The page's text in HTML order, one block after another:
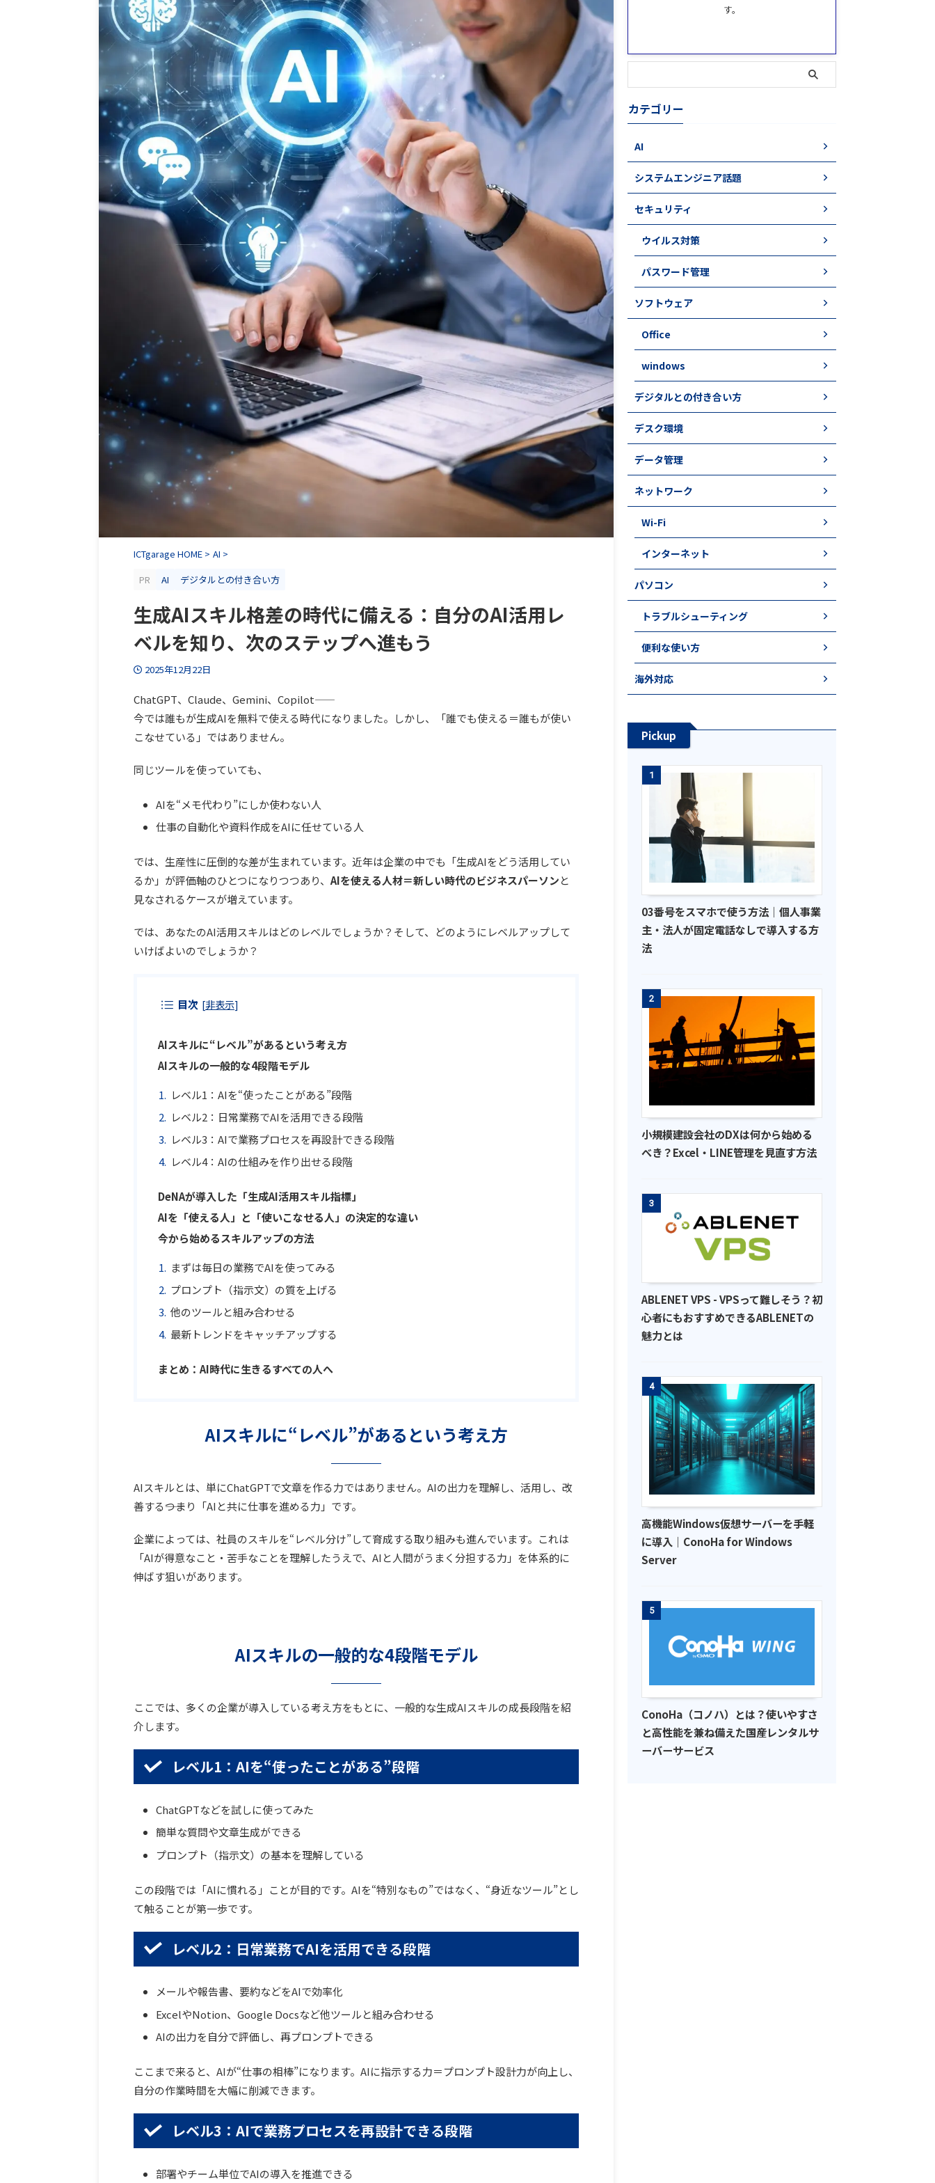
ICTgarage HOME > AI >
PR
AI デジタルとの付き合い方
生成AIスキル格差の時代に備える：自分のAI活用レ
ベルを知り、次のステップへ進もう
2025年12月22日
ChatGPT、Claude、Gemini、Copilot――
今では誰もが生成AIを無料で使える時代になりました。しかし、「誰でも使える＝誰もが使い
こなせている」ではありません。
同じツールを使っていても、
AIを“メモ代わり”にしか使わない人
仕事の自動化や資料作成をAIに任せている人
では、生産性に圧倒的な差が生まれています。近年は企業の中でも「生成AIをどう活用してい
るか」が評価軸のひとつになりつつあり、 AIを使える人材＝新しい時代のビジネスパーソンと
見なされるケースが増えています。
では、あなたのAI活用スキルはどのレベルでしょうか？そして、どのようにレベルアップして
いけばよいのでしょうか？
目次 [非表示]
AIスキルに“レベル”があるという考え方
AIスキルの一般的な4段階モデル
レベル1：AIを“使ったことがある”段階
レベル2：日常業務でAIを活用できる段階
レベル3：AIで業務プロセスを再設計できる段階
レベル4：AIの仕組みを作り出せる段階
DeNAが導入した「生成AI活用スキル指標」
AIを「使える人」と「使いこなせる人」の決定的な違い
今から始めるスキルアップの方法
まずは毎日の業務でAIを使ってみる
プロンプト（指示文）の質を上げる
他のツールと組み合わせる
最新トレンドをキャッチアップする
まとめ：AI時代に生きるすべての人へ
AIスキルに“レベル”があるという考え方
AIスキルとは、単にChatGPTで文章を作る力ではありません。AIの出力を理解し、活用し、改
善する――つまり「AIと共に仕事を進める力」です。
企業によっては、社員のスキルを“レベル分け”して育成する取り組みも進んでいます。これは
「AIが得意なこと・苦手なことを理解したうえで、AIと人間がうまく分担する力」を体系的に
伸ばす狙いがあります。
AIスキルの一般的な4段階モデル
ここでは、多くの企業が導入している考え方をもとに、一般的な生成AIスキルの成長段階を紹
介します。
レベル1：AIを“使ったことがある”段階
ChatGPTなどを試しに使ってみた
簡単な質問や文章生成ができる
プロンプト（指示文）の基本を理解している
この段階では「AIに慣れる」ことが目的です。AIを“特別なもの”ではなく、“身近なツール”とし
て触ることが第一歩です。
レベル2：日常業務でAIを活用できる段階
メールや報告書、要約などをAIで効率化
ExcelやNotion、Google Docsなど他ツールと組み合わせる
AIの出力を自分で評価し、再プロンプトできる
ここまで来ると、AIが“仕事の相棒”になります。AIに指示する力＝プロンプト設計力が向上し、
自分の作業時間を大幅に削減できます。
レベル3：AIで業務プロセスを再設計できる段階
部署やチーム単位でAIの導入を推進できる
す。
カテゴリー
AI
システムエンジニア話題
セキュリティ
ウイルス対策
パスワード管理
ソフトウェア
Office
windows
デジタルとの付き合い方
デスク環境
データ管理
ネットワーク
Wi-Fi
インターネット
パソコン
トラブルシューティング
便利な使い方
海外対応
Pickup
1
03番号をスマホで使う方法｜個人事業
主・法人が固定電話なしで導入する方
法
2
小規模建設会社のDXは何から始める
べき？Excel・LINE管理を見直す方法
3
ABLENET VPS - VPSって難しそう？初
心者にもおすすめできるABLENETの
魅力とは
4
高機能Windows仮想サーバーを手軽
に導入｜ConoHa for Windows
Server
5
ConoHa（コノハ）とは？使いやすさ
と高性能を兼ね備えた国産レンタルサ
ーバーサービス